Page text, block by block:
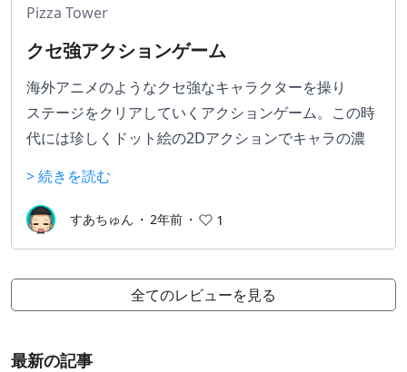
Pizza Tower
クセ強アクションゲーム
海外アニメのようなクセ強なキャラクターを操り
ステージをクリアしていくアクションゲーム。この時
代には珍しくドット絵の2Dアクションでキャラの濃
る。従来のアクションゲームと違って各ステージのボ
スを倒すと来た道を戻ることでクリアとなる。BGMは
脳裏に焼き付いて鼻歌してしまうかも。
> 続きを読む
すあちゅん ・ 2年前 ・ 1
全てのレビューを見る
最新の記事